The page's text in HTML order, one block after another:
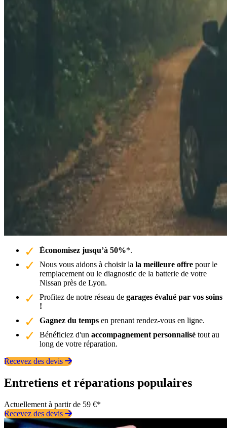
Économisez jusqu’à 50%*.
Nous vous aidons à choisir la la meilleure offre pour le
remplacement ou le diagnostic de la batterie de votre
Nissan près de Lyon.
Profitez de notre réseau de garages évalué par vos soins
!
Gagnez du temps en prenant rendez-vous en ligne.
Bénéficiez d'un accompagnement personnalisé tout au
long de votre réparation.
Recevez des devis
Entretiens et réparations populaires
Actuellement à partir de 59 €*
Recevez des devis